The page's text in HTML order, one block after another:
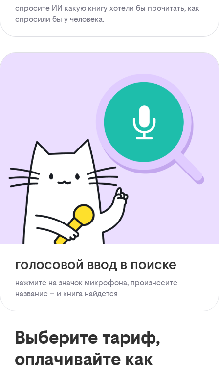
спросите ИИ какую книгу хотели бы прочитать, как
спросили бы у человека.
голосовой ввод в поиске
нажмите на значок микрофона, произнесите
название – и книга найдется
Выберите тариф,
оплачивайте как